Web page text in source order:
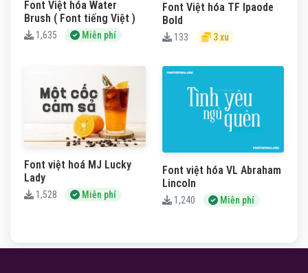
Font Việt hóa Water
Brush ( Font tiếng Việt )
1,635 Miễn phí
Font Việt hóa TF Ipaode
Bold
133 3 xu
Font việt hoá MJ Lucky
Lady
1,528 Miễn phí
Font việt hóa VL Abraham
Lincoln
1,240 Miễn phí